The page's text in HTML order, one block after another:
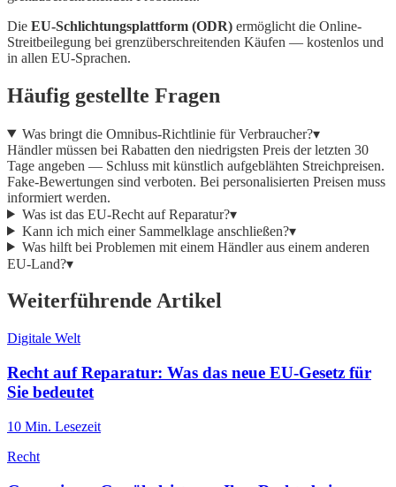
Die EU-Schlichtungsplattform (ODR) ermöglicht die Online-
Streitbeilegung bei grenzüberschreitenden Käufen — kostenlos und
in allen EU-Sprachen.
Häufig gestellte Fragen
Was bringt die Omnibus-Richtlinie für Verbraucher?▾
Händler müssen bei Rabatten den niedrigsten Preis der letzten 30
Tage angeben — Schluss mit künstlich aufgeblähten Streichpreisen.
Fake-Bewertungen sind verboten. Bei personalisierten Preisen muss
informiert werden.
Was ist das EU-Recht auf Reparatur?▾
Kann ich mich einer Sammelklage anschließen?▾
Was hilft bei Problemen mit einem Händler aus einem anderen
EU-Land?▾
Weiterführende Artikel
Digitale Welt
Recht auf Reparatur: Was das neue EU-Gesetz für
Sie bedeutet
10 Min. Lesezeit
Recht